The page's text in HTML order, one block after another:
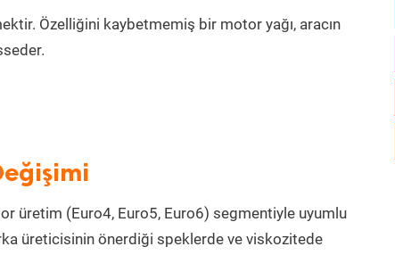
Özelliğini kaybetmemiş bir motor yağı, aracın
üretim (Euro4, Euro5, Euro6) segmentiyle uyumlu
üreticisinin önerdiği speklerde ve viskozitede